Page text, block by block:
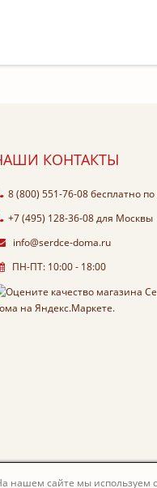
КОНТАКТЫ
8 (800) 551-76-08бесплатно по
+7 (495) 128-36-08для Москвы
info@serdce-doma.ru
ПН-ПТ: 10:00 - 18:00
нашем сайте мы используем